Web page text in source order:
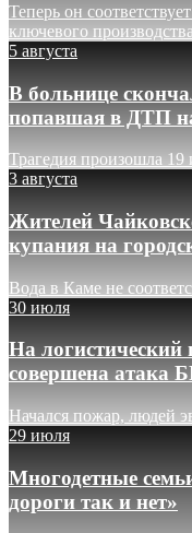
Теперь он
ключевого производства
5 августа
В больнице
попавшая в ДТП
Трагедия произошла
3 августа
Жителей
купания на
Вода в Каме не
30 июля
На логистический
совершена атака
Начался пожар, людей
29 июля
Многодетные
дороги так и нет»